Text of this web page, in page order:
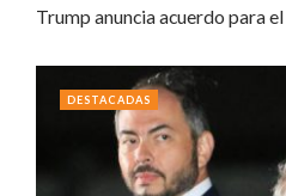
Trump anuncia acuerdo para
DESTACADAS